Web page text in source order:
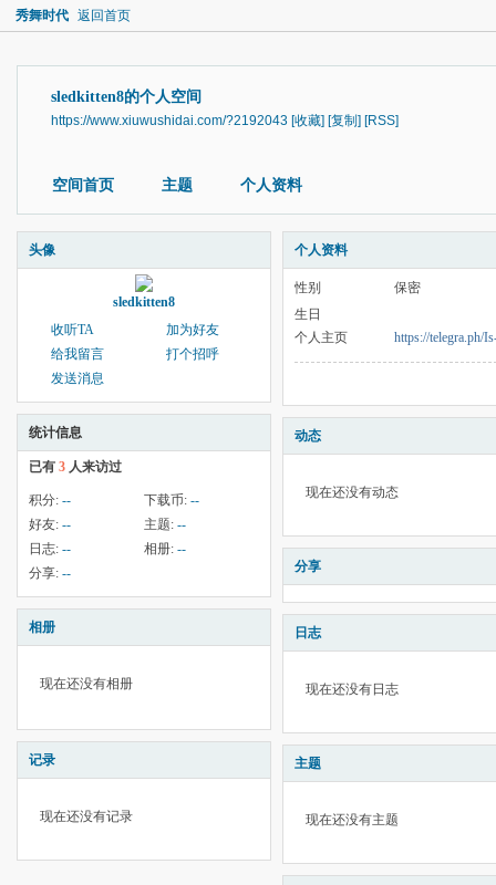
秀舞时代 返回首页
sledkitten8的个人空间
https://www.xiuwushidai.com/?2192043 [收藏] [复制] [RSS]
空间首页 主题 个人资料
头像
sledkitten8
收听TA
加为好友
给我留言
打个招呼
发送消息
统计信息
已有 3 人来访过
积分: -- 下载币: --
好友: -- 主题: --
日志: -- 相册: --
分享: --
相册
现在还没有相册
记录
现在还没有记录
个人资料
性别
保密
生日
个人主页
https://telegra.ph/
动态
现在还没有动态
分享
日志
现在还没有日志
主题
现在还没有主题